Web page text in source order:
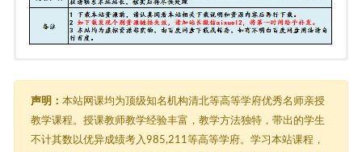
┃ ┣━━产业聚集.mp4 [29.2M]
┃ ┣━━产业转移影响.mp4 [28.8M]
┃ ┣━━地形特征描述.mp4 [34.3M]
┃ ┣━━发展旅游业意义.mp4 [25.7M]
声明： 本站网课均为顶级知名机构清北等高等学府优秀名师亲授
教学课程。授课教师教学经验丰富，教学方法独特，带出的学生
不计其数以优异成绩考入985,211等高等学府。学习本站课程，